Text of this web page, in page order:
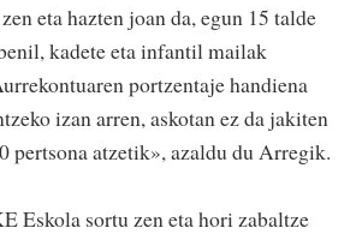
eta hazten joan da, egun 15 talde
kadete eta infantil mailak
portzentaje handiena
izan arren, askotan ez da jakiten
pertsona atzetik», azaldu du Arregik.
Eskola sortu zen eta hori zabaltze